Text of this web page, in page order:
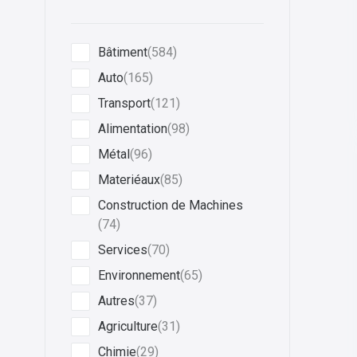
Bâtiment(584)
Auto(165)
Transport(121)
Alimentation(98)
Métal(96)
Materiéaux(85)
Construction de Machines
(74)
Services(70)
Environnement(65)
Autres(37)
Agriculture(31)
Chimie(29)